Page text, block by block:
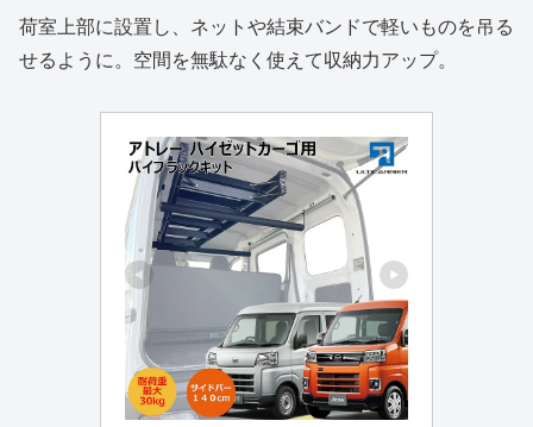
荷室上部に設置し、ネットや結束バンドで軽いものを吊る
せるように。空間を無駄なく使えて収納力アップ。